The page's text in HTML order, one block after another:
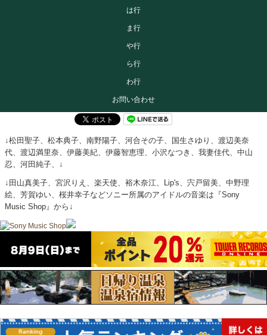
は行
ま行
や行
ら行
わ行
お問い合わせ
↓松田聖子、松本典子、南野陽子、河合その子、国生さゆり、渡辺美奈
代、渡辺満里奈、伊藤美紀、伊藤智恵理、小沢なつき、我妻佳代、中山
忍、河田純子、↓
↓田山真美子、宮沢りえ、楽天使、裕木奈江、Lip's、宍戸留美、中野理
絵、芳賀ゆい、桜井幸子などソニー所属のアイドルの音楽は『Sony
Music Shop』から↓